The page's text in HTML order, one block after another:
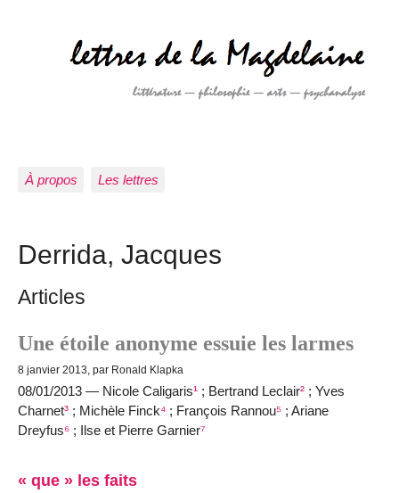
À propos Les lettres
Derrida, Jacques
Articles
Une étoile anonyme essuie les larmes
8 janvier 2013, par Ronald Klapka
08/01/2013 — Nicole Caligaris¹ ; Bertrand Leclair² ; Yves
Charnet³ ; Michèle Finck⁴ ; François Rannou⁵ ; Ariane
Dreyfus⁶ ; Ilse et Pierre Garnier⁷
« que » les faits